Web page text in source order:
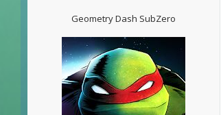
Geometry Dash SubZero